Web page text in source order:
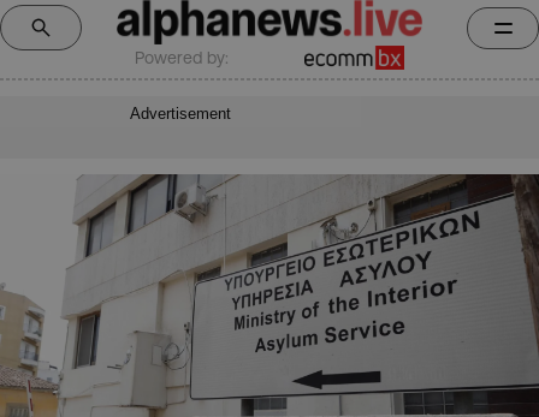
Powered by:
Advertisement